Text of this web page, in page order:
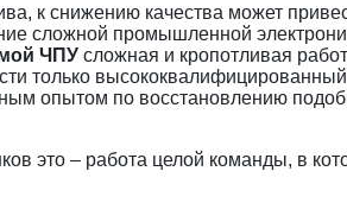
к снижению качества может
сложной промышленной
ЧПУ сложная и кропотливая
только
опытом по восстановлению
это – работа целой команды, в